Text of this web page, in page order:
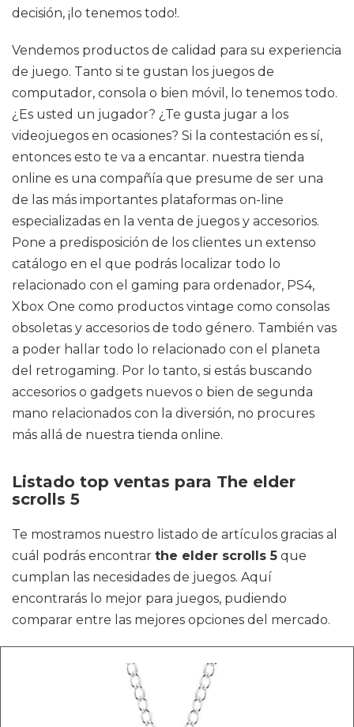
decisión, ¡lo tenemos todo!.
Vendemos productos de calidad para su experiencia
de juego. Tanto si te gustan los juegos de
computador, consola o bien móvil, lo tenemos todo.
¿Es usted un jugador? ¿Te gusta jugar a los
videojuegos en ocasiones? Si la contestación es sí,
entonces esto te va a encantar. nuestra tienda
online es una compañía que presume de ser una
de las más importantes plataformas on-line
especializadas en la venta de juegos y accesorios.
Pone a predisposición de los clientes un extenso
catálogo en el que podrás localizar todo lo
relacionado con el gaming para ordenador, PS4,
Xbox One como productos vintage como consolas
obsoletas y accesorios de todo género. También vas
a poder hallar todo lo relacionado con el planeta
del retrogaming. Por lo tanto, si estás buscando
accesorios o gadgets nuevos o bien de segunda
mano relacionados con la diversión, no procures
más allá de nuestra tienda online.
Listado top ventas para The elder
scrolls 5
Te mostramos nuestro listado de artículos gracias al
cuál podrás encontrar the elder scrolls 5 que
cumplan las necesidades de juegos. Aquí
encontrarás lo mejor para juegos, pudiendo
comparar entre las mejores opciones del mercado.